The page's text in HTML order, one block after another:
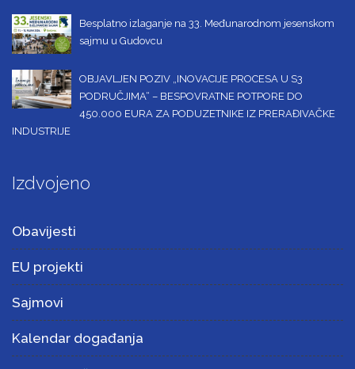
Besplatno izlaganje na 33. Međunarodnom jesenskom
sajmu u Gudovcu
OBJAVLJEN POZIV „INOVACIJE PROCESA U S3
PODRUČJIMA“ – BESPOVRATNE POTPORE DO
450.000 EURA ZA PODUZETNIKE IZ PRERAĐIVAČKE
INDUSTRIJE
Izdvojeno
Obavijesti
EU projekti
Sajmovi
Kalendar događanja